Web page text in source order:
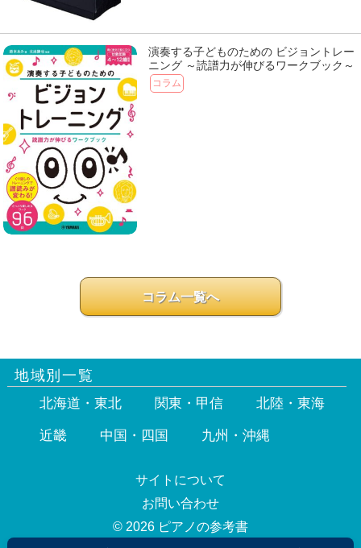
演奏する子どものための ビジョントレー
ニング ～読譜力が伸びるワークブック～
コラム
コラム一覧へ
地域別一覧
北海道・東北 関東・甲信 北陸・東海
近畿 中国・四国 九州・沖縄
サイトについて
お問い合わせ
© 2026 ピアノの参考書